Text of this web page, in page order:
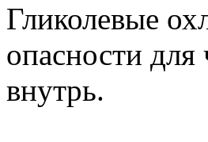
Гликолевые
опасности
внутрь.